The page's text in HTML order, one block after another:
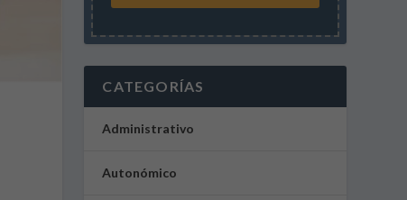
CATEGORÍAS
Administrativo
Autonómico